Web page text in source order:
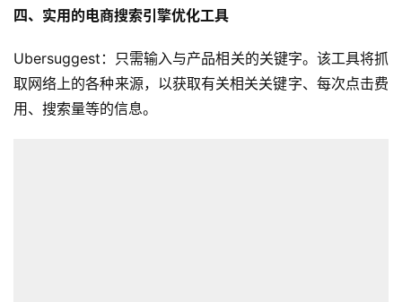
四、实用的电商搜索引擎优化工具
Ubersuggest：只需输入与产品相关的关键字。该工具将抓
取网络上的各种来源，以获取有关相关关键字、每次点击费
用、搜索量等的信息。